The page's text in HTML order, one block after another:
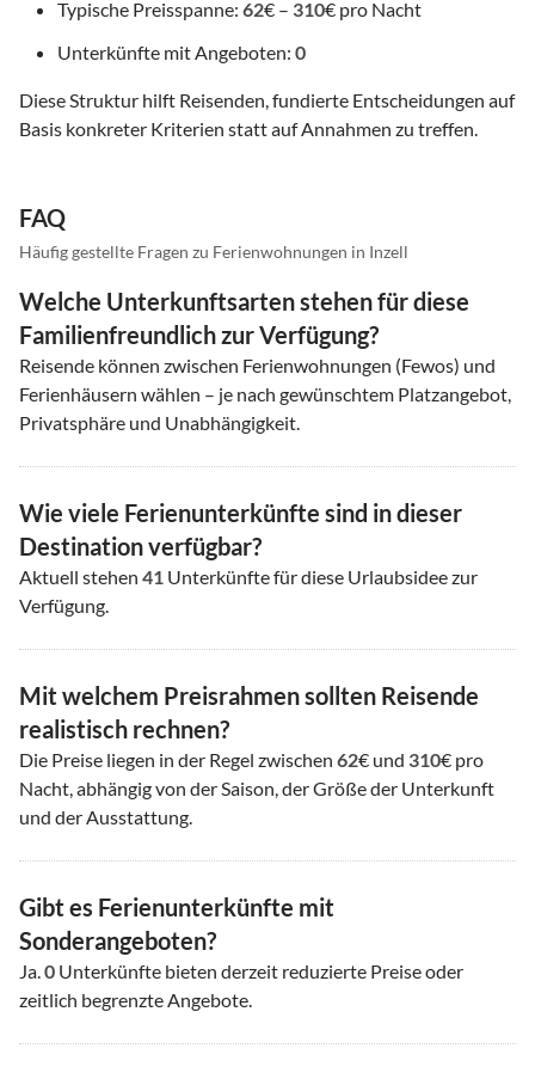
Typische Preisspanne: 62€ – 310€ pro Nacht
Unterkünfte mit Angeboten: 0
Diese Struktur hilft Reisenden, fundierte Entscheidungen auf
Basis konkreter Kriterien statt auf Annahmen zu treffen.
FAQ
Häufig gestellte Fragen zu Ferienwohnungen in Inzell
Welche Unterkunftsarten stehen für diese
Familienfreundlich zur Verfügung?
Reisende können zwischen Ferienwohnungen (Fewos) und
Ferienhäusern wählen – je nach gewünschtem Platzangebot,
Privatsphäre und Unabhängigkeit.
Wie viele Ferienunterkünfte sind in dieser
Destination verfügbar?
Aktuell stehen 41 Unterkünfte für diese Urlaubsidee zur
Verfügung.
Mit welchem Preisrahmen sollten Reisende
realistisch rechnen?
Die Preise liegen in der Regel zwischen 62€ und 310€ pro
Nacht, abhängig von der Saison, der Größe der Unterkunft
und der Ausstattung.
Gibt es Ferienunterkünfte mit
Sonderangeboten?
Ja.0 Unterkünfte bieten derzeit reduzierte Preise oder
zeitlich begrenzte Angebote.